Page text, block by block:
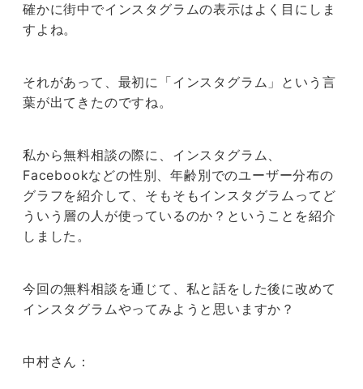
確かに街中でインスタグラムの表示はよく目にしま
すよね。
それがあって、最初に「インスタグラム」という言
葉が出てきたのですね。
私から無料相談の際に、インスタグラム、
Facebookなどの性別、年齢別でのユーザー分布の
グラフを紹介して、そもそもインスタグラムってど
ういう層の人が使っているのか？ということを紹介
しました。
今回の無料相談を通じて、私と話をした後に改めて
インスタグラムやってみようと思いますか？
中村さん：